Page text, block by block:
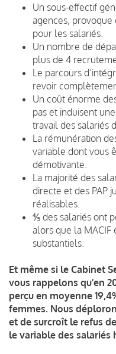
Un sous-effectif
agences, provoque
pour les salariés.
Un nombre de
plus de 4
Le parcours
revoir
Un coût énorme
pas et induisent
travail des salariés
La rémunération
variable dont vous
démotivante.
La majorité des
directe et des PAP
réalisables.
⅘ des salariés ont
alors que la MACIF
substantiels.
Et même si le Cabinet
vous rappelons qu’en
perçu en moyenne
femmes. Nous
et de surcroît le refus
le variable des salariés